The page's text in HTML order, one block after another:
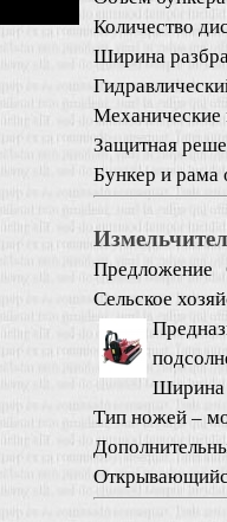
Количество
Ширина
Защитная
Бункер и рама
Предложение
Сельское
Ширина
Тип ножей –